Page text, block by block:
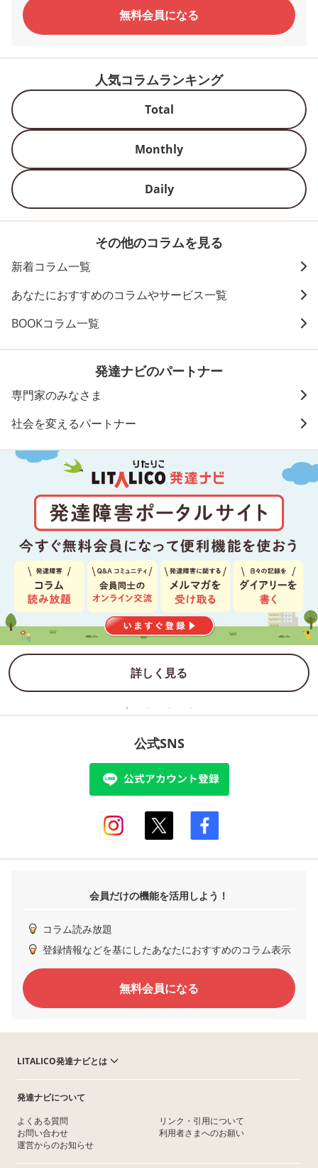
無料会員になる
人気コラムランキング
Total
Monthly
Daily
その他のコラムを見る
新着コラム一覧
あなたにおすすめのコラムやサービス一覧
BOOKコラム一覧
発達ナビのパートナー
専門家のみなさま
社会を変えるパートナー
詳しく見る
公式SNS
会員だけの機能を活用しよう！
コラム読み放題
登録情報などを基にしたあなたにおすすめのコラム表示
無料会員になる
LITALICO発達ナビとは
発達ナビについて
よくある質問
お問い合わせ
運営からのお知らせ
リンク・引用について
利用者さまへのお願い